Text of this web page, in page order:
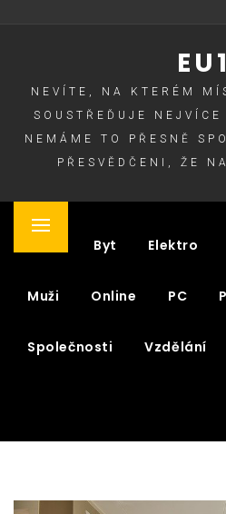
EU1
NEVÍTE, NA KTERÉM
SOUSTŘEĎUJE
NEMÁME TO PŘESNĚ
PŘESVĚDČENI, ŽE
Primary
Byt Elektro
Muži Online PC
Společnosti Vzdělání